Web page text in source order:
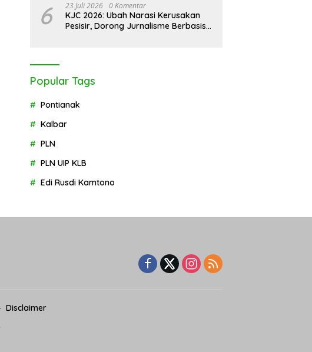
6 23 Juli 2026 0 Komentar
KJC 2026: Ubah Narasi Kerusakan
Pesisir, Dorong Jurnalisme Berbasis
Popular Tags
Pontianak
Kalbar
PLN
PLN UIP KLB
Edi Rusdi Kamtono
Disclaimer